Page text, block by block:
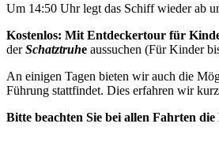
Um 14:50 Uhr legt das Schiff wieder ab
Kostenlos: Mit Entdeckertour für
der Schatztruhe aussuchen (Für Kinder
An einigen Tagen bieten wir auch die
Führung stattfindet. Dies erfahren wir
Bitte beachten Sie bei allen Fahrten